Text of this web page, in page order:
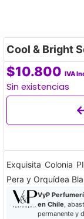
Cool & Bright
$10.800 IVA
Sin existencias
Exquisita Colonia
Pera y Orquídea
VyP
en Chile,
permanente y